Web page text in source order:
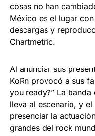
cosas no han
México es el lugar
descargas y
Chartmetric.
Al anunciar sus
KoRn provocó a sus
you ready?” La
lleva al escenario, y
presenciar la
grandes del rock